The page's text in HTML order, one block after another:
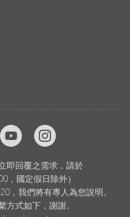
即回覆之需求，請於
，國定假日除外）
，我們將有專人為您說明。
方式如下，謝謝。